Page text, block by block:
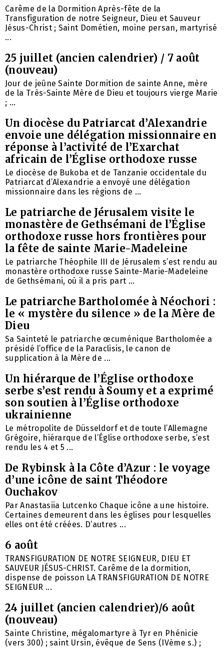
Carême de la Dormition Après-fête de la
Transfiguration de notre Seigneur, Dieu et Sauveur
Jésus-Christ ; Saint Dométien, moine persan, martyrisé
...
25 juillet (ancien calendrier) / 7 août
(nouveau)
Jour de jeûne Sainte Dormition de sainte Anne, mère
de la Très-Sainte Mère de Dieu et toujours vierge Marie
; ...
Un diocèse du Patriarcat d’Alexandrie
envoie une délégation missionnaire en
réponse à l’activité de l’Exarchat
africain de l’Église orthodoxe russe
Le diocèse de Bukoba et de Tanzanie occidentale du
Patriarcat d’Alexandrie a envoyé une délégation
missionnaire dans les régions de ...
Le patriarche de Jérusalem visite le
monastère de Gethsémani de l’Église
orthodoxe russe hors frontières pour
la fête de sainte Marie-Madeleine
Le patriarche Théophile III de Jérusalem s’est rendu au
monastère orthodoxe russe Sainte-Marie-Madeleine
de Gethsémani, où il a pris part ...
Le patriarche Bartholomée à Néochori :
le « mystère du silence » de la Mère de
Dieu
Sa Sainteté le patriarche œcuménique Bartholomée a
présidé l’office de la Paraclisis, le canon de
supplication à la Mère de ...
Un hiérarque de l’Église orthodoxe
serbe s’est rendu à Soumy et a exprimé
son soutien à l’Église orthodoxe
ukrainienne
Le métropolite de Düsseldorf et de toute l’Allemagne
Grégoire, hiérarque de l’Église orthodoxe serbe, s’est
rendu les 4 et 5 ...
De Rybinsk à la Côte d’Azur : le voyage
d’une icône de saint Théodore
Ouchakov
Par Anastasiia Lutcenko Chaque icône a une histoire.
Certaines demeurent dans les églises pour lesquelles
elles ont été créées. D’autres ...
6 août
TRANSFIGURATION DE NOTRE SEIGNEUR, DIEU ET
SAUVEUR JÉSUS-CHRIST. Carême de la dormition,
dispense de poisson LA TRANSFIGURATION DE NOTRE
SEIGNEUR ...
24 juillet (ancien calendrier)/6 août
(nouveau)
Sainte Christine, mégalomartyre à Tyr en Phénicie
(vers 300) ; saint Ursin, évêque de Sens (IVème s.) ;